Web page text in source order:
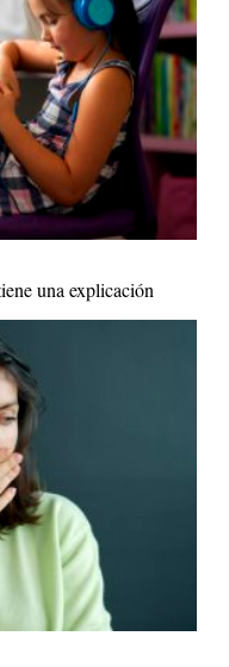
una explicación